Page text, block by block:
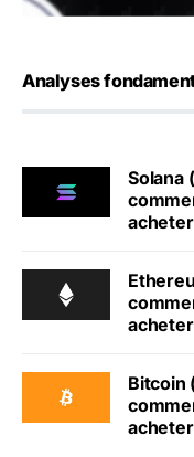
Analyses
Solana
Bitcoin